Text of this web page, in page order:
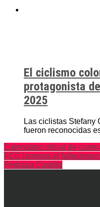
El ciclismo
protagonista
2025
Las ciclistas Stefany
fueron reconocidas
Calendario oficial de
FCC lamenta el
Pedraza Castillo